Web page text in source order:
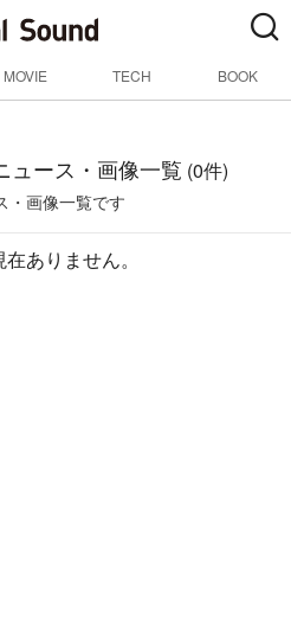
MOVIE TECH BOOK
ュース・画像一覧 (0件)
・画像一覧です
ありません。